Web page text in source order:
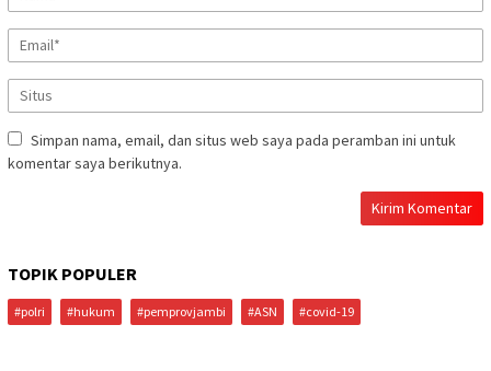
Simpan nama, email, dan situs web saya pada peramban ini untuk
komentar saya berikutnya.
TOPIK POPULER
#polri #hukum #pemprovjambi #ASN #covid-19